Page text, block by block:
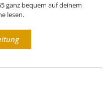
ganz bequem auf deinem
lesen.